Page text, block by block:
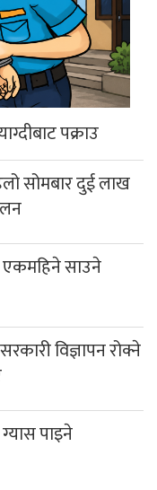
पक्राउ
सोमबार दुई लाख
साउने
विज्ञापन रोक्ने
पाइने